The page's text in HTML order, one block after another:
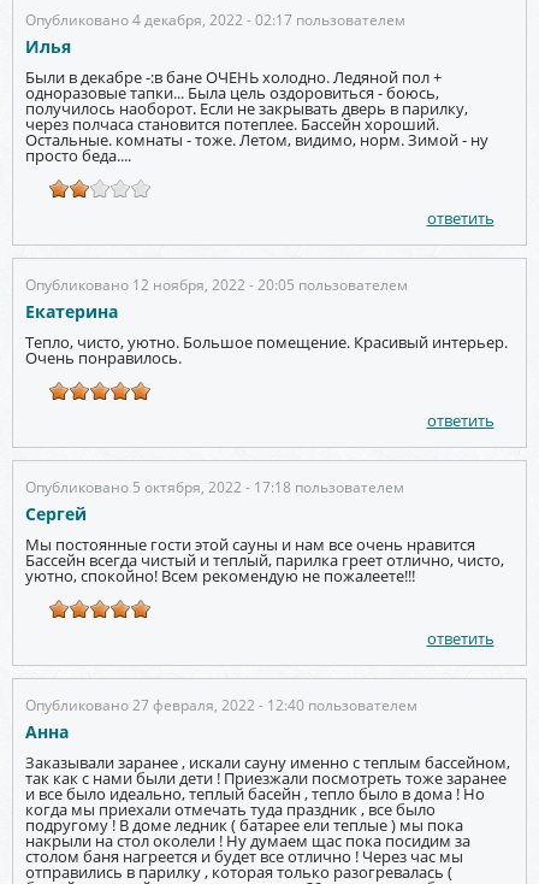
Опубликовано 4 декабря, 2022 - 02:17 пользователем
Илья
Были в декабре -:в бане ОЧЕНЬ холодно. Ледяной пол +
одноразовые тапки... Была цель оздоровиться - боюсь,
получилось наоборот. Если не закрывать дверь в парилку,
через полчаса становится потеплее. Бассейн хороший.
Остальные. комнаты - тоже. Летом, видимо, норм. Зимой - ну
просто беда....
ответить
Опубликовано 12 ноября, 2022 - 20:05 пользователем
Екатерина
Тепло, чисто, уютно. Большое помещение. Красивый интерьер.
Очень понравилось.
ответить
Опубликовано 5 октября, 2022 - 17:18 пользователем
Сергей
Мы постоянные гости этой сауны и нам все очень нравится
Бассейн всегда чистый и теплый, парилка греет отлично, чисто,
уютно, спокойно! Всем рекомендую не пожалеете!!!
ответить
Опубликовано 27 февраля, 2022 - 12:40 пользователем
Анна
Заказывали заранее , искали сауну именно с теплым бассейном,
так как с нами были дети ! Приезжали посмотреть тоже заранее
и все было идеально, теплый басейн , тепло было в дома ! Но
когда мы приехали отмечать туда праздник , все было
подругому ! В доме ледник ( батарее ели теплые ) мы пока
накрыли на стол околели ! Ну думаем щас пока посидим за
столом баня нагреется и будет все отлично ! Через час мы
отправились в парилку , которая только разогревалась (